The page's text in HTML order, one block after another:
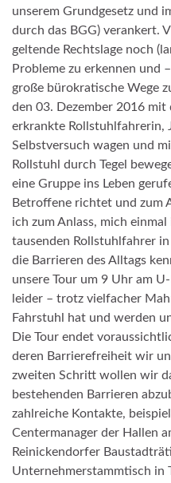
unserem Grundgesetz und
durch das BGG) verankert.
geltende Rechtslage noch
Probleme zu erkennen und
große bürokratische Wege
den 03. Dezember 2016
erkrankte Rollstuhlfahrerin,
Selbstversuch wagen und
Rollstuhl durch Tegel
eine Gruppe ins Leben
Betroffene richtet und zum
ich zum Anlass, mich
tausenden Rollstuhlfahrer
die Barrieren des Alltags
unsere Tour um 9 Uhr am
leider – trotz vielfacher
Fahrstuhl hat und werden
Die Tour endet
deren Barrierefreiheit wir
zweiten Schritt wollen wir
bestehenden Barrieren
zahlreiche Kontakte,
Centermanager der Hallen
Reinickendorfer
Unternehmerstammtisch in